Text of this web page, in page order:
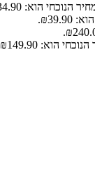
הנוכחי הוא: ₪34.90.
הוא: ₪149.90.